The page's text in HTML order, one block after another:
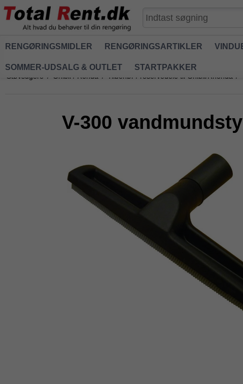
RENGØRINGSMIDLER RENGØRINGSARTIKLER
SOMMER-UDSALG & OUTLET STARTPAKKER
Støvsugere / Ghibli / Ronda / Tilbehør / reservedele til Ghibli/Rhonda /
V-300